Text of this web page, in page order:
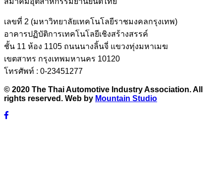
เลขที่ 2 (มหาวิทยาลัยเทคโนโลยีราชมงคลกรุงเทพ)
อาคารปฏิบัติการเทคโนโลยีเชิงสร้างสรรค์
ชั้น 11 ห้อง 1105 ถนนนางลิ้นจี่ แขวงทุ่งมหาเมฆ
เขตสาทร กรุงเทพมหานคร 10120
โทรศัพท์ : 0-23451277
© 2020 The Thai Automotive Industry Association. All
rights reserved. Web by Mountain Studio